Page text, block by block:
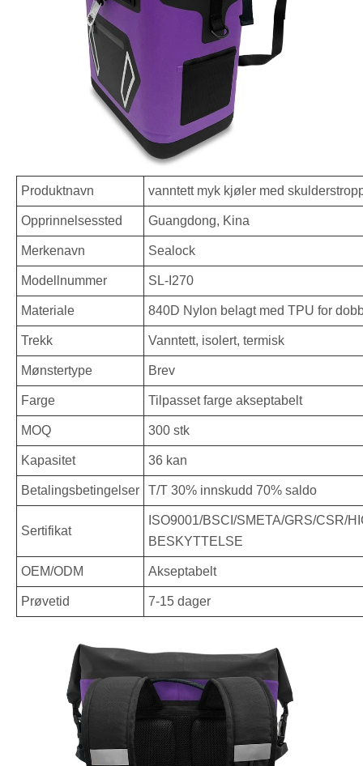
Produktnavn vanntett myk kjøler med
Opprinnelsessted Guangdong, Kina
Merkenavn Sealock
Modellnummer SL-I270
Materiale 840D Nylon belagt med TPU for
Trekk Vanntett, isolert, termisk
Mønstertype Brev
Farge Tilpasset farge akseptabelt
MOQ 300 stk
Kapasitet 36 kan
Betalingsbetingelser T/T 30% innskudd 70% saldo
Sertifikat
ISO9001/BSCI/SMETA/GRS/CSR/
BESKYTTELSE
OEM/ODM Akseptabelt
Prøvetid 7-15 dager